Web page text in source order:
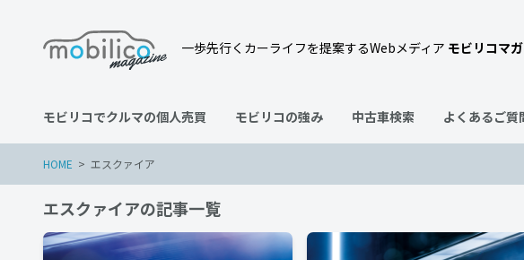
一歩先行くカーライフを提案するWebメディア モビリコマ
モビリコでクルマの個人売買 モビリコの強み 中古車検索 よくあるご質
HOME エスクァイア
エスクァイアの記事一覧